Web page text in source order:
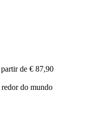
partir de € 87,90
redor do mundo